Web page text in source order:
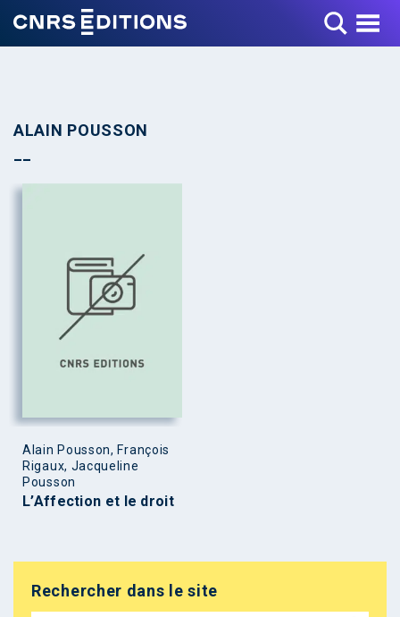
Toggle Menu
ALAIN POUSSON
Alain Pousson, François
Rigaux, Jacqueline
Pousson
L’Affection et le droit
Rechercher dans le site